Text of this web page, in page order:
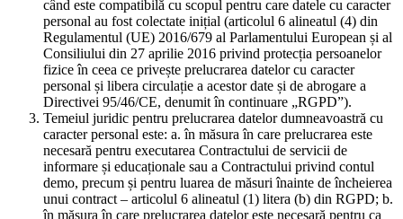
când este compatibilă cu scopul pentru care datele cu caracter
personal au fost colectate inițial (articolul 6 alineatul (4) din
Regulamentul (UE) 2016/679 al Parlamentului European și al
Consiliului din 27 aprilie 2016 privind protecția persoanelor
fizice în ceea ce privește prelucrarea datelor cu caracter
personal și libera circulație a acestor date și de abrogare a
Directivei 95/46/CE, denumit în continuare „RGPD”).
Temeiul juridic pentru prelucrarea datelor dumneavoastră cu
caracter personal este: a. în măsura în care prelucrarea este
necesară pentru executarea Contractului de servicii de
informare și educaționale sau a Contractului privind contul
demo, precum și pentru luarea de măsuri înainte de încheierea
unui contract – articolul 6 alineatul (1) litera (b) din RGPD; b.
în măsura în care prelucrarea datelor este necesară pentru ca